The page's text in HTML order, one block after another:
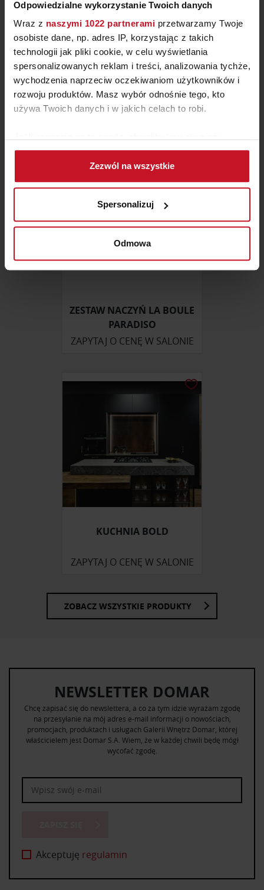
Odpowiedzialne wykorzystanie Twoich danych
Wraz z naszymi 1022 partnerami przetwarzamy Twoje
osobiste dane, np. adres IP, korzystając z takich
technologii jak pliki cookie, w celu wyświetlania
spersonalizowanych reklam i treści, analizowania tychże,
wychodzenia naprzeciw oczekiwaniom użytkowników i
rozwoju produktów. Masz wybór odnośnie tego, kto
używa Twoich danych i w jakich celach to robi.
Gromadzić dane dotyczące Twojej lokalizacji
geograficznej z dokładnością nawet do kilku metrów
Identyfikować Twoje urządzenie, aktywnie
(fingerprinting, czyli wirtualny odcisk palca)
Dowiedz się więcej odnośnie tego, jak Twoje osobiste
dane są przetwarzane oraz ustaw własne preferencje w
zmienić lub wycofać swoją zgodę w dowolnej chwili.
i reklam, aby oferować funkcje społecznościowe i
analizować ruch w naszej witrynie. Informacje o tym, jak
korzystasz z naszej witryny, udostępniamy partnerom
otrzymanymi od Ciebie lub uzyskanymi podczas
Zezwól na wszystkie
Spersonalizuj
Odmowa
ZESTAW 4 POJEMNIKÓW
TASTY BRABANTIA
ZESTAW NACZYŃ LA BOULE
PARADISO
ZAPYTAJ O CENĘ W SALONIE
KUCHNIA BOLD
ZAPYTAJ O CENĘ W SALONIE
ZOBACZ WSZYSTKIE PRODUKTY
NEWSLETTER DOMAR
Chcę zapisać się do newslettera, a co za tym idzie wyrażam zgodę
na przesyłanie na mój adres e-mail informacji o nowościach,
promocjach, produktach i usługach Galerii Wnętrz Domar, której
właścicielem jest Domar S.A. Wiem, że w każdej chwili będę mógł
wycofać zgodę.
Akceptuję regulamin